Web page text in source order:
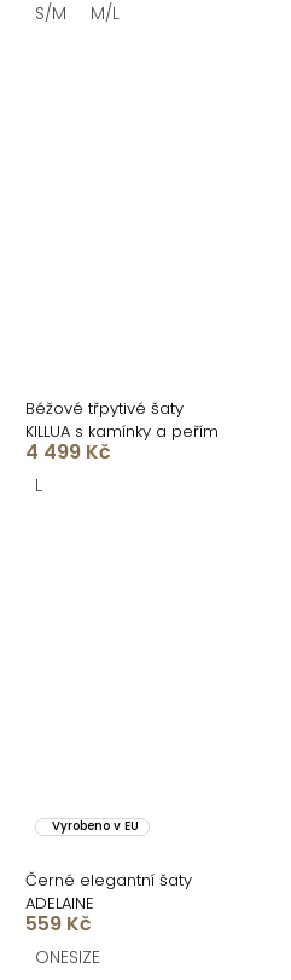
S/M M/L
Béžové třpytivé šaty
KILLUA s kamínky a peřím
4 499 Kč
L
Vyrobeno v EU
Černé elegantní šaty
ADELAINE
559 Kč
ONESIZE